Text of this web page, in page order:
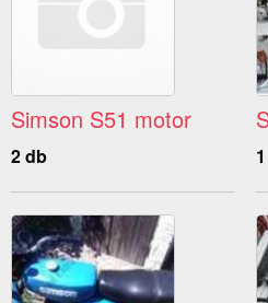
Simson S51 motor
2 db